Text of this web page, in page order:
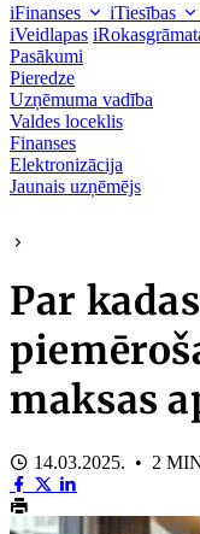
iFinanses iTiesības
iVeidlapas
Pasākumi
Pieredze
Uzņēmuma vadība
Valdes loceklis
Finanses
Elektronizācija
Jaunais uzņēmējs
Par
maksas
14.03.2025. • 2